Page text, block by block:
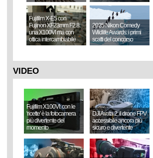
Fujifilm X-E5 con
Fujinon XF23mm F2.8:
una X100VI ma con
ottica intercambiabile
2025 Nikon Comedy
Wildlife Awards: i primi
scatti del concorso
VIDEO
Fujifilm X100VI: con le
'ricette' è la fotocamera
più divertente del
momento
DJI Avata 2: il drone FPV
accessibile ancora più
sicuro e divertente